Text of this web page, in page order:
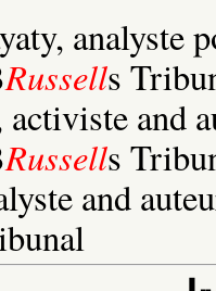
analyste
Russells
and
Russells
and